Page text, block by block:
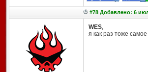
#78 Добавлено: 6
WES,
я как раз тоже